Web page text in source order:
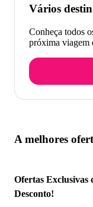
Vários
Conheça todos
próxima viagem
A melhores
Ofertas Exclusivas
Desconto!